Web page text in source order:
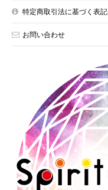
特定商取引法に基づく表記
お問い合わせ